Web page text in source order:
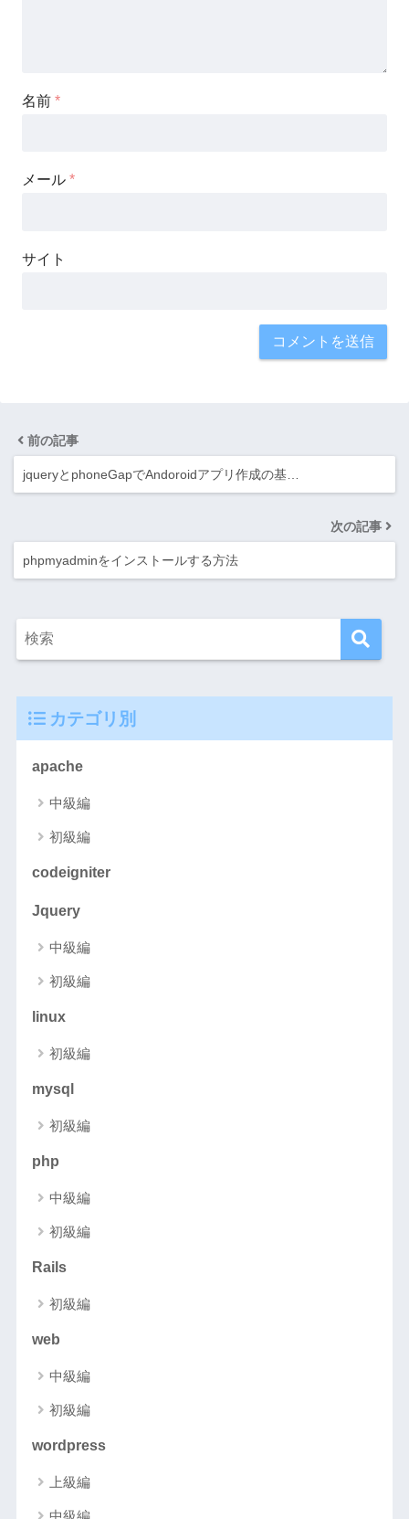
名前 *
メール *
サイト
前の記事
jqueryとphoneGapでAndoroidアプリ作成の基…
次の記事
phpmyadminをインストールする方法
カテゴリ別
apache
中級編
初級編
codeigniter
Jquery
中級編
初級編
linux
初級編
mysql
初級編
php
中級編
初級編
Rails
初級編
web
中級編
初級編
wordpress
上級編
中級編